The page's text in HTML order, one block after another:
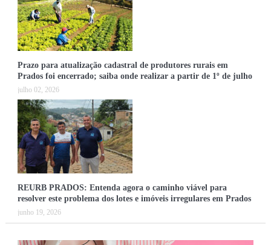
Prazo para atualização cadastral de produtores rurais em
Prados foi encerrado; saiba onde realizar a partir de 1º de julho
julho 02, 2026
REURB PRADOS: Entenda agora o caminho viável para
resolver este problema dos lotes e imóveis irregulares em Prados
junho 19, 2026